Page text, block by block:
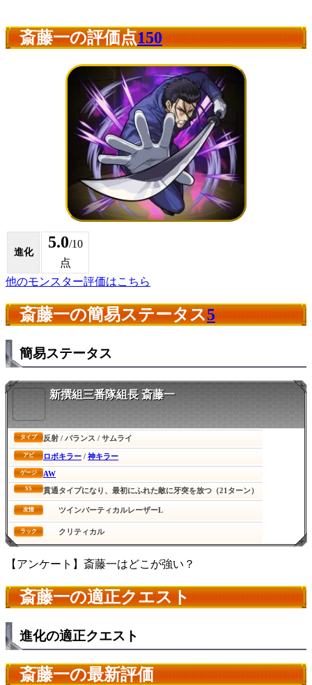
斎藤一の評価点150
進化
5.0/10
点
他のモンスター評価はこちら
斎藤一の簡易ステータス5
簡易ステータス
新撰組三番隊組長 斎藤一
タイプ 反射 / バランス / サムライ
アビ ロボキラー / 神キラー
ゲージ AW
SS 貫通タイプになり、最初にふれた敵に牙突を放つ（21ターン）
友情 ツインバーティカルレーザーL
ラック クリティカル
【アンケート】斎藤一はどこが強い？
斎藤一の適正クエスト
進化の適正クエスト
斎藤一の最新評価